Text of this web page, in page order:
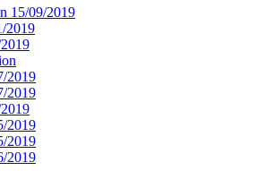
15/09/2019
2019
2019
2019
2019
2019
2019